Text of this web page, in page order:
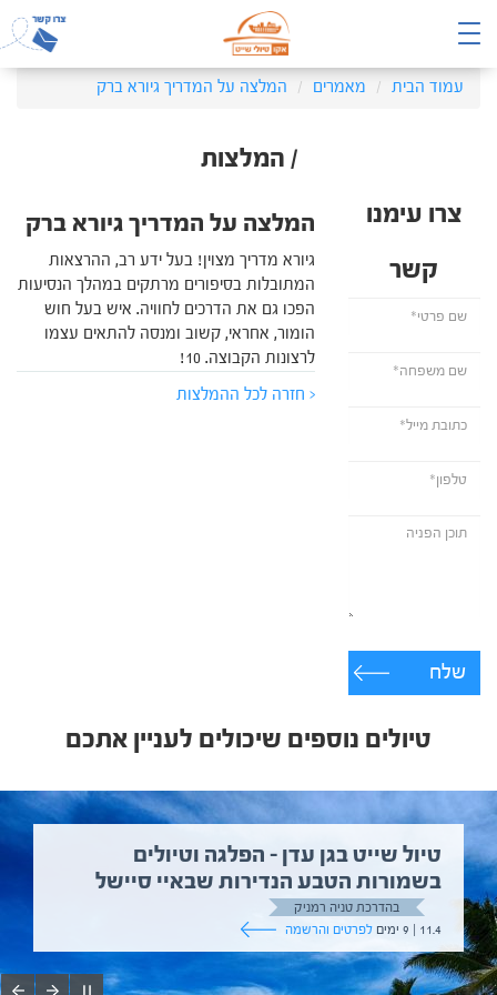
עמוד הבית מאמרים המלצה על המדריך גיורא ברק
/ המלצות
צרו עימנו
קשר
שלח
המלצה על המדריך גיורא ברק
גיורא מדריך מצוין! בעל ידע רב, ההרצאות
המתובלות בסיפורים מרתקים במהלך הנסיעות
הפכו גם את הדרכים לחוויה. איש בעל חוש
הומור, אחראי, קשוב ומנסה להתאים עצמו
לרצונות הקבוצה. 10!
< חזרה לכל ההמלצות
טיולים נוספים שיכולים לעניין אתכם
טיול שייט בגן עדן – הפלגה וטיולים
בשמורות הטבע הנדירות שבאיי סיישל
בהדרכת טניה רמניק
11.4 | 9 ימים
לפרטים והרשמה